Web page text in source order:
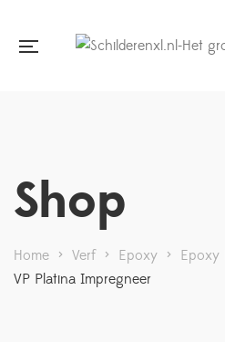
Shop
Home > Verf > Epoxy > Epoxy
VP Platina Impregneer